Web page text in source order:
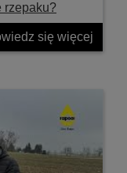
rzepaku?
się więcej